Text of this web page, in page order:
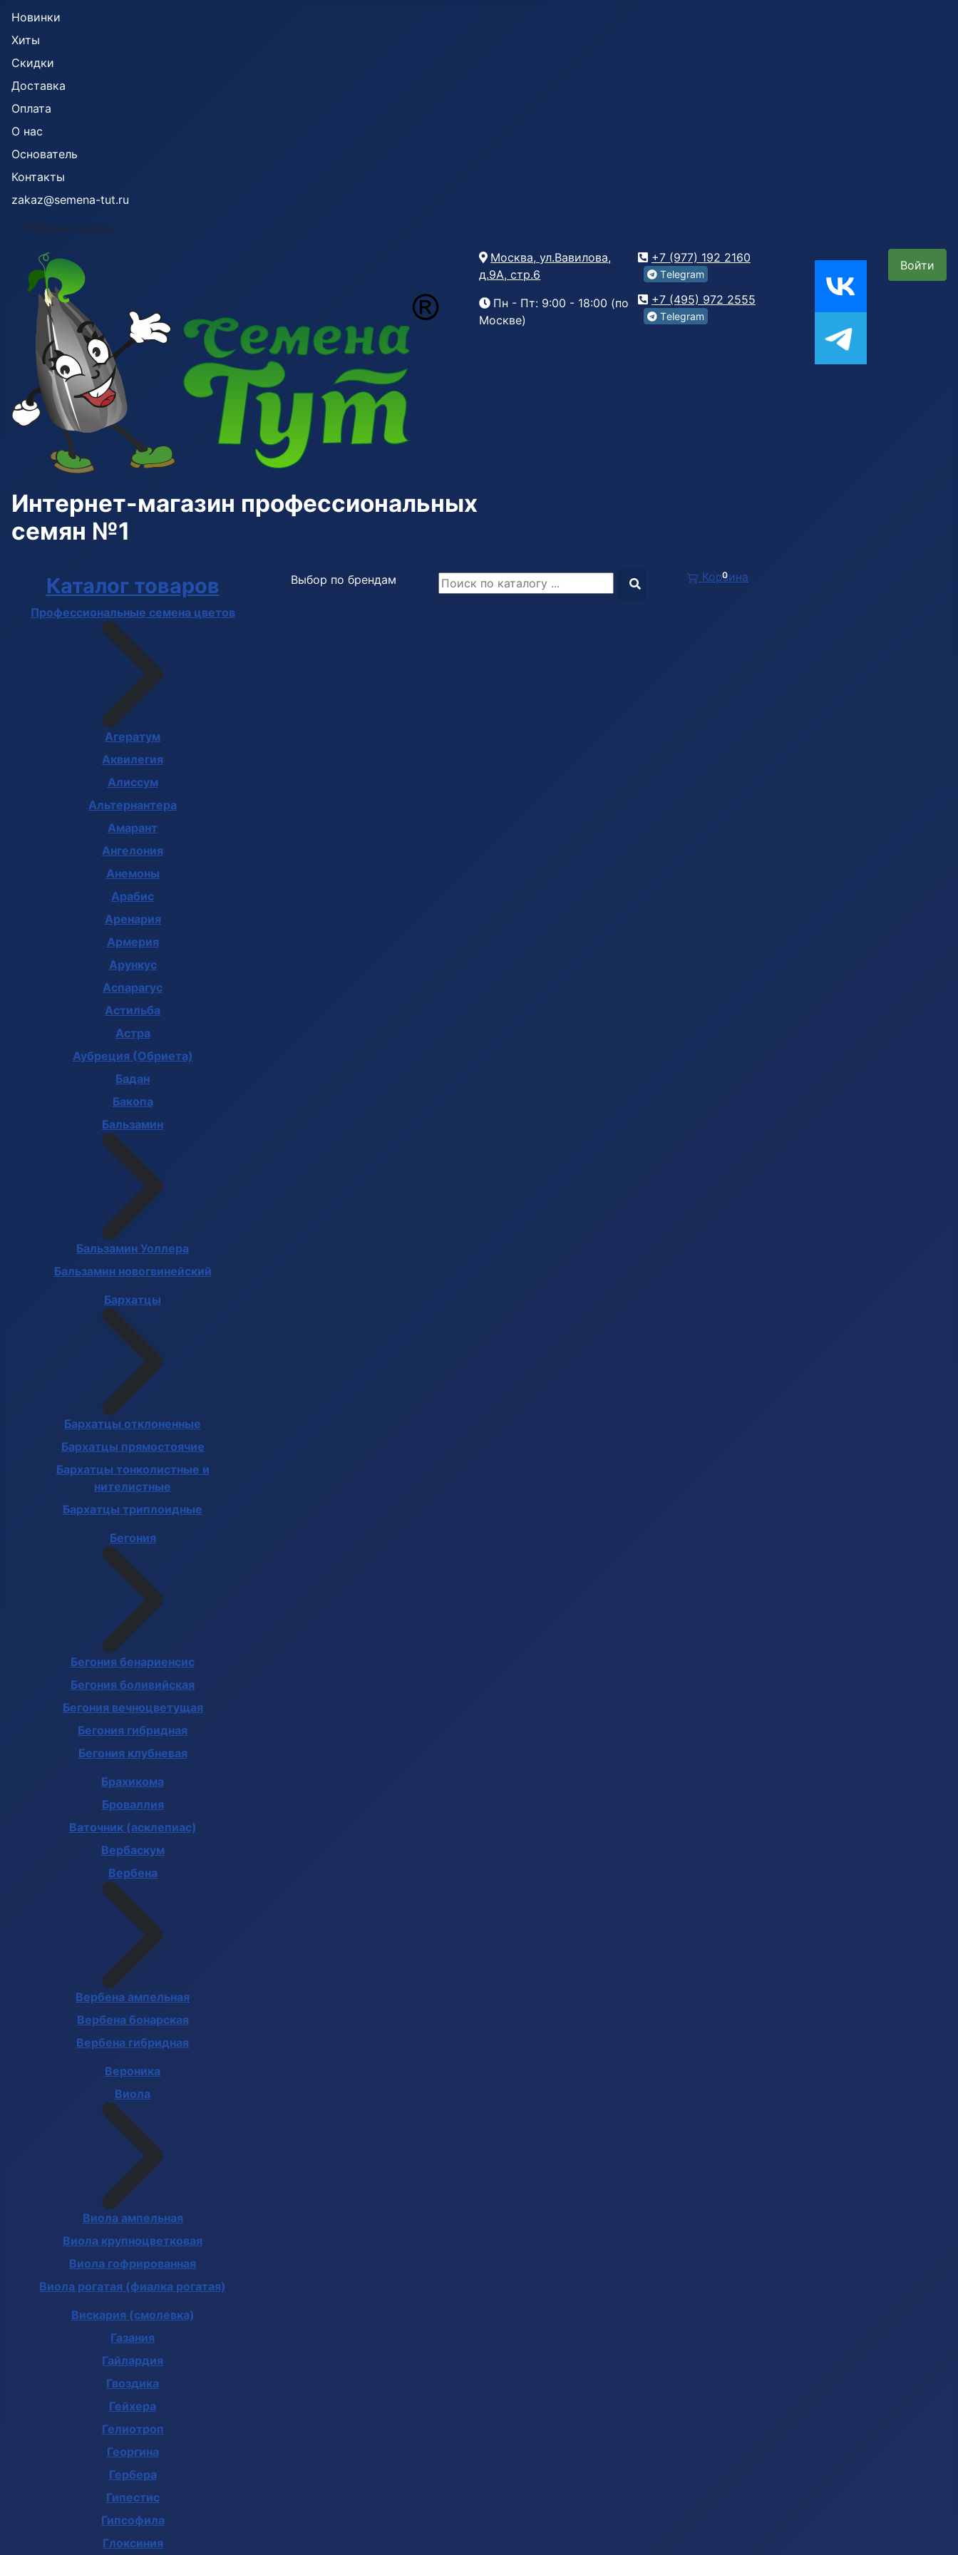
Новинки
Хиты
Скидки
Доставка
Оплата
О нас
Основатель
Контакты
zakaz@semena-tut.ru
Обратная связь
Интернет-магазин профессиональных
семян №1
Москва, ул.Вавилова,
д.9А, стр.6
Пн - Пт: 9:00 - 18:00 (по
Москве)
+7 (977) 192 2160
Tеlegrаm
+7 (495) 972 2555
Tеlegrаm
Войти
Каталог товаров
Профессиональные семена цветов
Агератум
Аквилегия
Алиссум
Альтернантера
Амарант
Ангелония
Анемоны
Арабис
Аренария
Армерия
Арункус
Аспарагус
Астильба
Астра
Аубреция (Обриета)
Бадан
Бакопа
Бальзамин
Бальзамин Уоллера
Бальзамин новогвинейский
Бархатцы
Бархатцы отклоненные
Бархатцы прямостоячие
Бархатцы тонколистные и
нителистные
Бархатцы триплоидные
Бегония
Бегония бенариенсис
Бегония боливийская
Бегония вечноцветущая
Бегония гибридная
Бегония клубневая
Брахикома
Броваллия
Ваточник (асклепиас)
Вербаскум
Вербена
Вербена ампельная
Вербена бонарская
Вербена гибридная
Вероника
Виола
Виола ампельная
Виола крупноцветковая
Виола гофрированная
Виола рогатая (фиалка рогатая)
Вискария (смолевка)
Газания
Гайлардия
Гвоздика
Гейхера
Гелиотроп
Георгина
Гербера
Гипестис
Гипсофила
Глоксиния
Выбор по брендам 0
Корзина